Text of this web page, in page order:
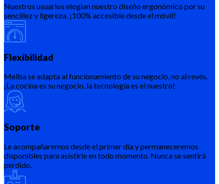
Nuestros usuarios elogian nuestro diseño ergonómico por su
sencillez y ligereza. ¡100% accesible desde el móvil!
Flexibilidad
Melba se adapta al funcionamiento de su negocio, no al revés.
¡La cocina es su negocio, la tecnología es el nuestro!
Soporte
Le acompañaremos desde el primer día y permaneceremos
disponibles para asistirle en todo momento. Nunca se sentirá
perdido.